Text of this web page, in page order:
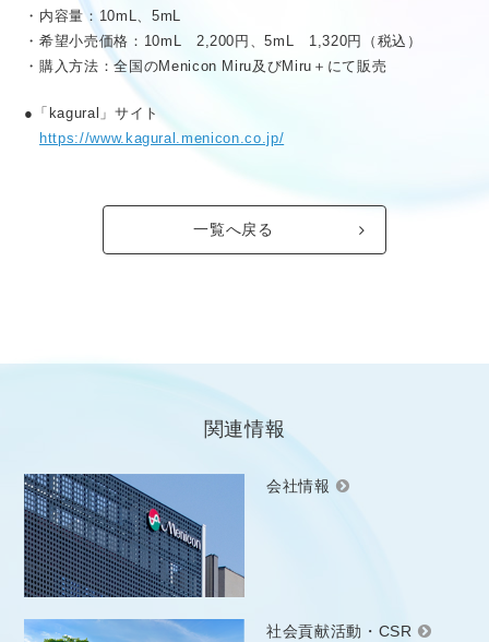
・内容量：10mL、5mL
・希望小売価格：10mL 2,200円、5mL 1,320円（税込）
・購入方法：全国のMenicon Miru及びMiru＋にて販売
●「kagural」サイト
https://www.kagural.menicon.co.jp/
一覧へ戻る
関連情報
会社情報
社会貢献活動・CSR